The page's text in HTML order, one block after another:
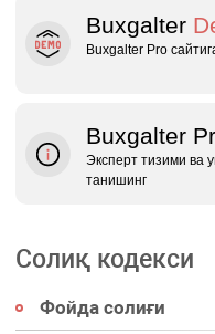
Buxgalter
Buxgalter Pro
Buxgalter
Эксперт тизими ва
танишинг
Солиқ кодекси
Фойда солиғи